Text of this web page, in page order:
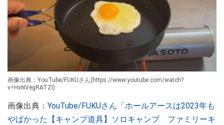
画像出典：YouTube/FUKUさん(https://www.youtube.com/watch?
v=HxNVegRATZI)
画像出典： YouTube/FUKUさん「ホールアースは2023年も
やばかった【キャンプ道具】ソロキャンプ ファミリーキ